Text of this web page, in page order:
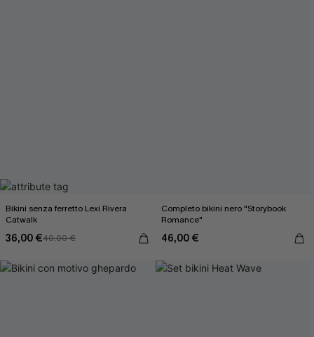
Bikini senza ferretto Lexi Rivera
Catwalk
36,00 €40,00 €
Completo bikini nero "Storybook
Romance"
46,00 €